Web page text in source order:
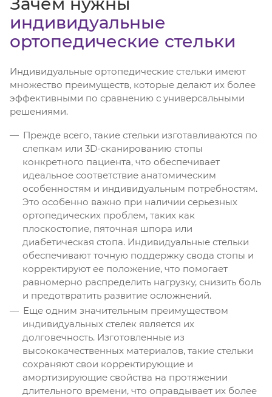
индивидуальные
ортопедические стельки
Индивидуальные ортопедические стельки имеют
множество преимуществ, которые делают их более
эффективными по сравнению с универсальными
решениями.
Прежде всего, такие стельки изготавливаются по
слепкам или 3D-сканированию стопы
конкретного пациента, что обеспечивает
идеальное соответствие анатомическим
особенностям и индивидуальным потребностям.
Это особенно важно при наличии серьезных
ортопедических проблем, таких как
плоскостопие, пяточная шпора или
диабетическая стопа. Индивидуальные стельки
обеспечивают точную поддержку свода стопы и
корректируют ее положение, что помогает
равномерно распределить нагрузку, снизить боль
и предотвратить развитие осложнений.
Еще одним значительным преимуществом
индивидуальных стелек является их
долговечность. Изготовленные из
высококачественных материалов, такие стельки
сохраняют свои корректирующие и
амортизирующие свойства на протяжении
длительного времени, что оправдывает их более